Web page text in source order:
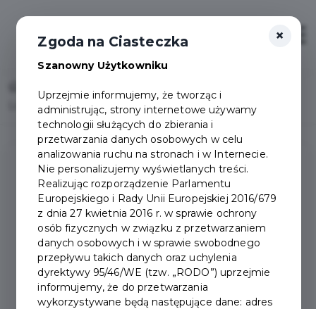
Lista Klubów działających w Pruszczu Gdańskim
LISTA KLUBÓW
DZIAŁAJĄCYCH W
PRUSZCZU GDAŃSKIM
Judo:
×
Zgoda na Ciasteczka
Szanowny Użytkowniku
Uprzejmie informujemy, że tworząc i
administrując, strony internetowe używamy
technologii służących do zbierania i
przetwarzania danych osobowych w celu
analizowania ruchu na stronach i w Internecie.
Nie personalizujemy wyświetlanych treści.
Realizując rozporządzenie Parlamentu
Europejskiego i Rady Unii Europejskiej 2016/679
z dnia 27 kwietnia 2016 r. w sprawie ochrony
osób fizycznych w związku z przetwarzaniem
danych osobowych i w sprawie swobodnego
przepływu takich danych oraz uchylenia
dyrektywy 95/46/WE (tzw. „RODO”) uprzejmie
informujemy, że do przetwarzania
wykorzystywane będą następujące dane: adres